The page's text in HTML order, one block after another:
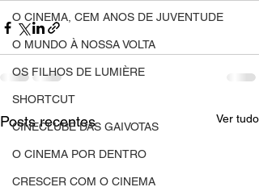
O CINEMA, CEM ANOS DE JUVENTUDE
O MUNDO À NOSSA VOLTA
OS FILHOS DE LUMIÈRE
SHORTCUT
CINECLUBE DAS GAIVOTAS
O CINEMA POR DENTRO
CRESCER COM O CINEMA
Posts recentes Ver tudo